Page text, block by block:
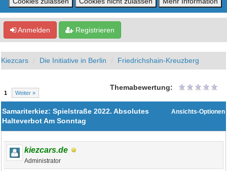
Anmelden Registrieren
Kiezcars Die Initiative in Berlin Friedrichshain-Kreuzberg
1 Weiter »
Themabewertung:
Ansichts-Optionen
Samariterkiez: Spielstraße 2022. Absolutes
Halteverbot Am Sonntag
kiezcars.de
Administrator